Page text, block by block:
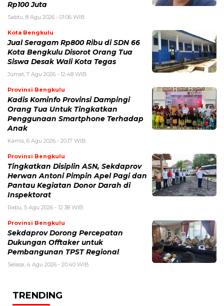
Rp100 Juta
Sabtu, 8 Agu 2026 - 01:06 WIB
Kota Bengkulu
Jual Seragam Rp800 Ribu di SDN 66
Kota Bengkulu Disorot Orang Tua
Siswa Desak Wali Kota Tegas
Jumat, 7 Agu 2026 - 12:48 WIB
Provinsi Bengkulu
Kadis Kominfo Provinsi Dampingi
Orang Tua Untuk Tingkatkan
Penggunaan Smartphone Terhadap
Anak
Kamis, 6 Agu 2026 - 20:17 WIB
Provinsi Bengkulu
Tingkatkan Disiplin ASN, Sekdaprov
Herwan Antoni Pimpin Apel Pagi dan
Pantau Kegiatan Donor Darah di
Inspektorat
Rabu, 5 Agu 2026 - 12:38 WIB
Provinsi Bengkulu
Sekdaprov Dorong Percepatan
Dukungan Offtaker untuk
Pembangunan TPST Regional
Selasa, 4 Agu 2026 - 20:40 WIB
TRENDING